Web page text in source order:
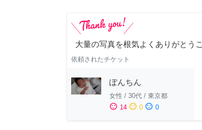
大量の写真を根気よくありがとう
依頼されたチケット
ぽんちん
女性 / 30代 / 東京都
sentiment_satisfied 14 sentiment_neutral 0 sentiment_dissatisfied 0